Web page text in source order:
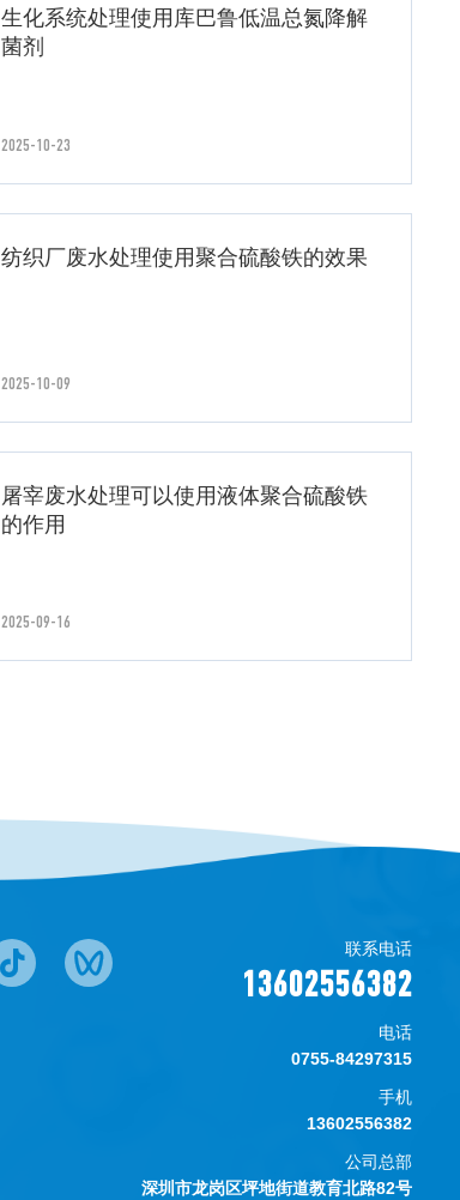
生化系统处理使用库巴鲁低温总氮降解
菌剂
2025-10-23
纺织厂废水处理使用聚合硫酸铁的效果
2025-10-09
屠宰废水处理可以使用液体聚合硫酸铁
的作用
2025-09-16
联系电话
13602556382
电话
0755-84297315
手机
13602556382
公司总部
深圳市龙岗区坪地街道教育北路82号